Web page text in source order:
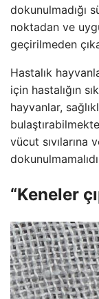
dokunulmadığı
noktadan ve
geçirilmeden
Hastalık
için hastalığın
hayvanlar,
vücut sıvılarına
“Keneler